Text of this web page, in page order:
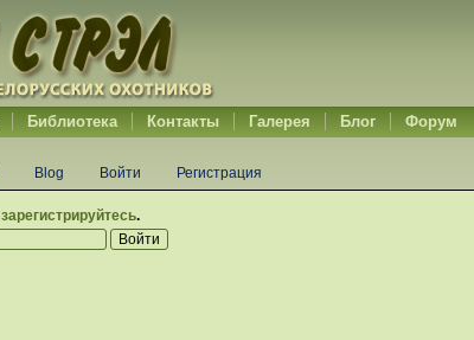
Библиотека Контакты Галерея Блог Форум
Blog Войти Регистрация
зарегистрируйтесь.